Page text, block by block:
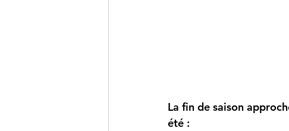
La fin de saison
été :